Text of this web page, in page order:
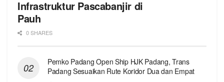
Infrastruktur Pascabanjir di
Pauh
0 SHARES
Pemko Padang Open Ship HJK Padang, Trans
Padang Sesuaikan Rute Koridor Dua dan Empat